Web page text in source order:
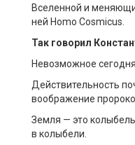
Вселенной и
ней Homo Cosmicus
Так говорил
Невозможное
Действительность
воображение
Земля — это
в колыбели.